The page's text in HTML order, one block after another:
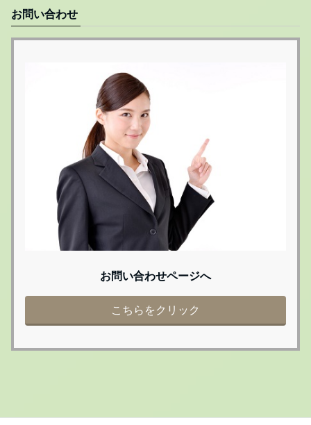
お問い合わせ
お問い合わせページへ
こちらをクリック